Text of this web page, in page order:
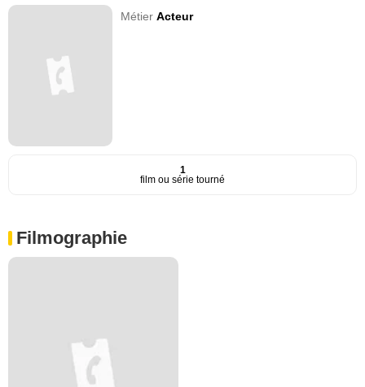
MétierActeur
1
film ou série tourné
Filmographie